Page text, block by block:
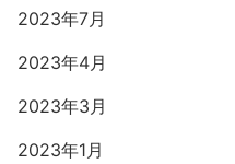
2023年7月
2023年4月
2023年3月
2023年1月